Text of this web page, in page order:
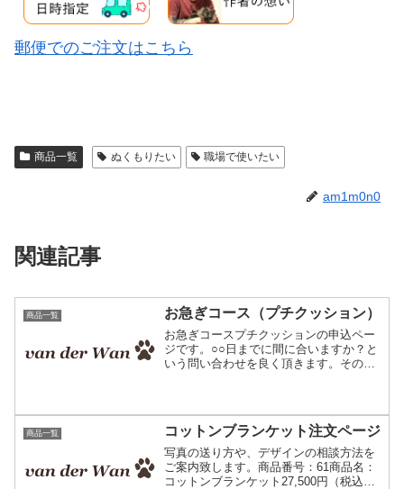
郵便でのご注文はこちら
商品一覧 ぬくもりたい 職場で使いたい
am1m0n0
関連記事
商品一覧 お急ぎコース（プチクッション）
お急ぎコースプチクッションの申込ペー
ジです。○○日までに間に合いますか？と
いう問い合わせを良く頂きます。その時
ースでご依頼頂いたお...
商品一覧 コットンブランケット注文ページ
写真の送り方や、デザインの相談方法を
ご案内致します。商品番号：61商品名：
コットンブランケット27,500円（税込